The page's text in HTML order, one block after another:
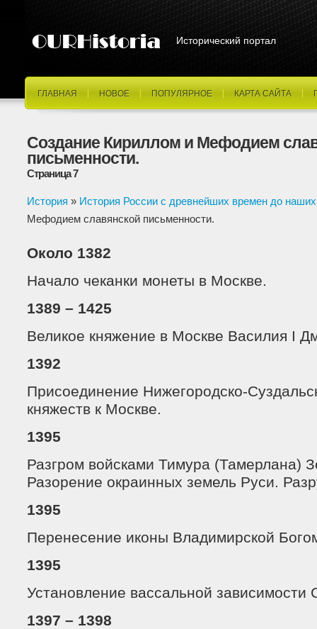
Исторический портал
ГЛАВНАЯ НОВОЕ ПОПУЛЯРНОЕ КАРТА САЙТА
Создание Кириллом и Мефодием
письменности.
Страница 7
История » История России с древнейших времен до
Мефодием славянской письменности.
Около 1382
Начало чеканки монеты в Москве.
1389 – 1425
Великое княжение в Москве Василия I
1392
Присоединение Нижегородско-
княжеств к Москве.
1395
Разгром войсками Тимура (Тамерлана)
Разорение окраинных земель Руси.
1395
Перенесение иконы Владимирской
1395
Установление вассальной зависимости
1397 – 1398